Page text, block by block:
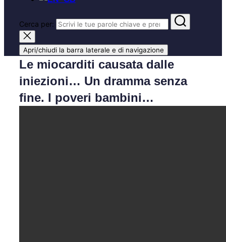
Cerca per:
Apri/chiudi la barra laterale e di navigazione
Le miocarditi causata dalle
iniezioni… Un dramma senza
fine. I poveri bambini…